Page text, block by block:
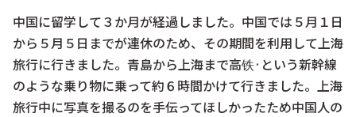
中国に留学して３か月が経過しました。中国では５月１日
から５月５日までが連休のため、その期間を利用して上海
旅行に行きました。青島から上海まで高铁·という新幹線
のような乗り物に乗って約６時間かけて行きました。上海
旅行中に写真を撮るのを手伝ってほしかったため中国人の